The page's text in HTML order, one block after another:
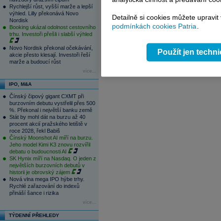
Rychlejší růst, vyšší marže a lepší
výhled. Lilly překonává Novo
Nordisk
Booking ukázal odolnost cestovního
trhu. Investoři přešli i slabší výhled
Novo Nordisk překonal očekávání,
akcie přesto klesají. Investoři řeší
marže a budoucí růst
více...
IPO, M&A
Čínský čipový gigant CXMT při
burzovním debutu vystřelil přes 500
%. Překonal i největší banku země
Stát by mohl dát na burzu až 40
procent akcií pražského letiště v
roce 2028, řekl Babiš
Čínský Moonshot AI míří na burzu.
Jeho model Kimi K3 znovu rozvířil
debatu o budoucnosti AI
SK Hynix míří na Nasdaq. O jeden z
největších burzovních debutů v
historii je obrovský zájem
Nová vlna mega IPO hýbe trhy.
Rychlé zařazování do indexů
přináší šance i rizika
více...
TÝDENNÍ PŘEHLEDY
16:05
PODCAST ROZHOVORY: Eli Lilly
Detailně si cookies můžete
podmínkách cookies Patria.
Použít jen